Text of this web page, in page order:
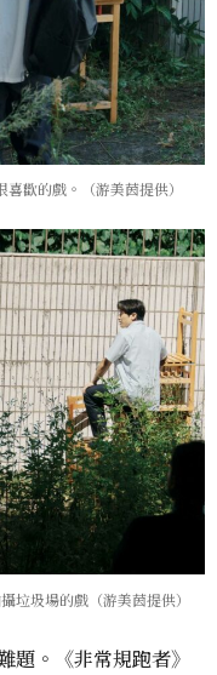
歡的戲。（游美茵提供）
垃圾場的戲（游美茵提供）
題。《非常規跑者》